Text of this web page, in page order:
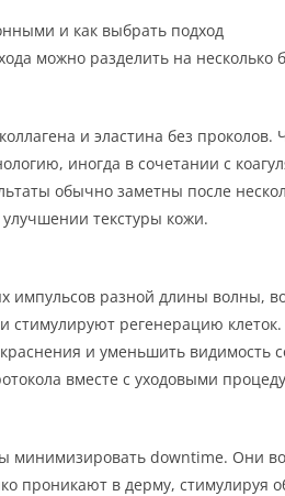
и как выбрать подход
можно разделить на несколько
и эластина без проколов.
иногда в сочетании с
обычно заметны после
текстуры кожи.
разной длины волны,
регенерацию клеток.
и уменьшить видимость
вместе с уходовыми
минимизировать downtime. Они
проникают в дерму, стимулируя